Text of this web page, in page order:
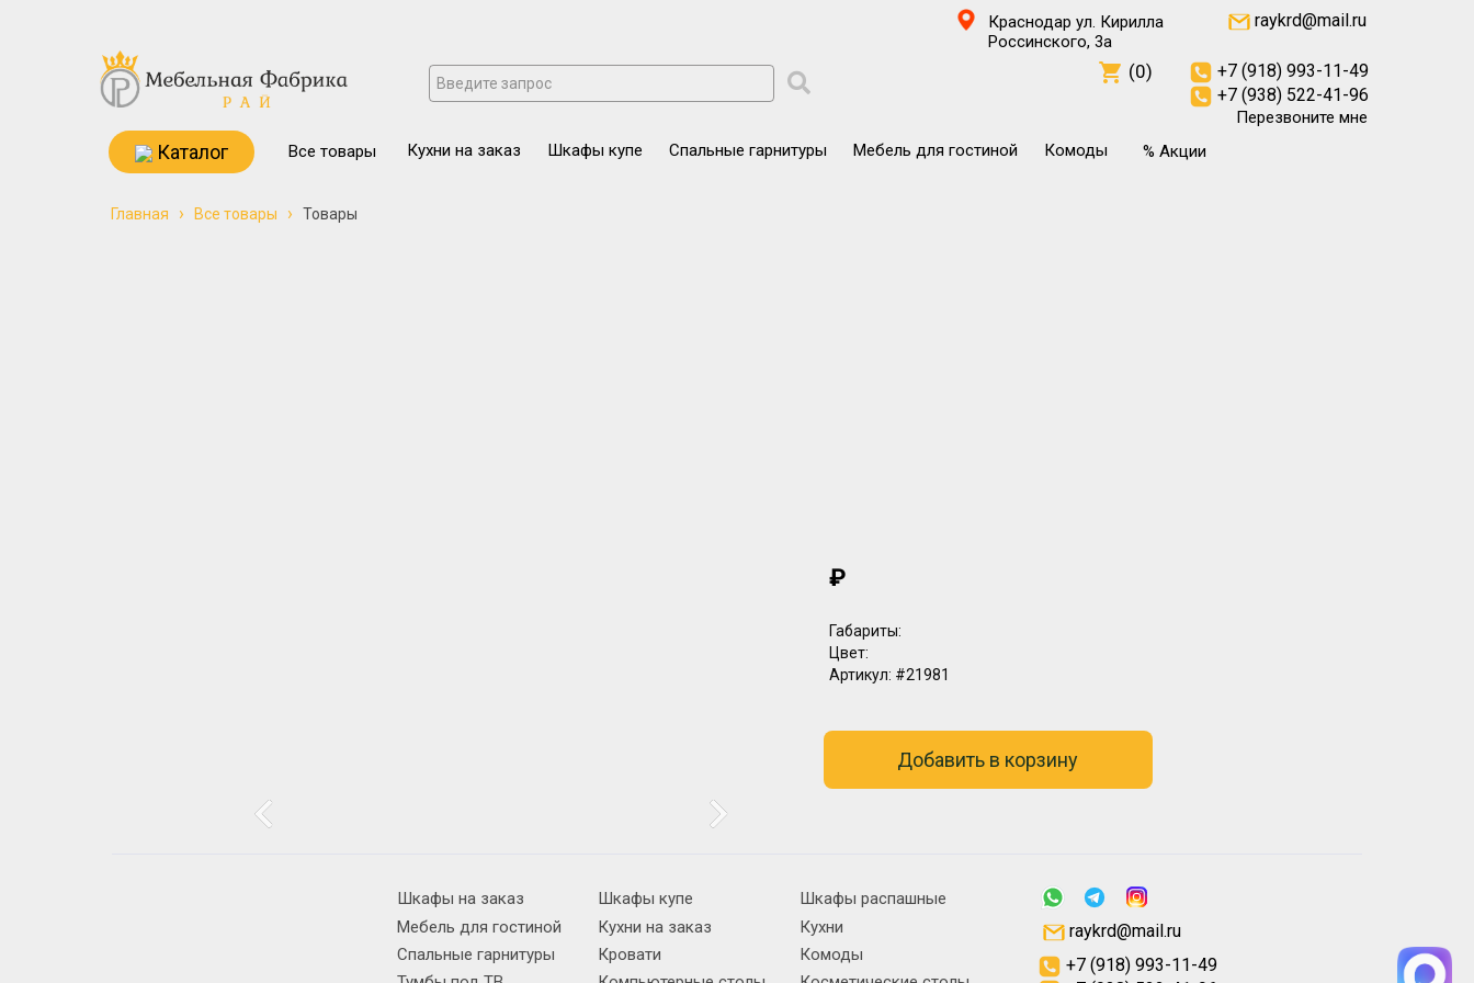
Краснодар ул. Кирилла
Россинского, 3а
raykrd@mail.ru
Перезвоните мне
Кухни на заказ
Шкафы купе Спальные гарнитуры Мебель для гостиной Комоды
Все товары % Акции
Каталог
(0)
+7 (918) 993-11-49
+7 (938) 522-41-96
Главная › Все товары › Товары
₽
Габариты:
Цвет:
Артикул: #21981
Добавить в корзину
Шкафы на заказ Шкафы купе
Шкафы распашные
Мебель для гостиной
Кухни на заказ
Кухни
Спальные гарнитуры
Кровати
Комоды
+7 (918) 993-11-49
raykrd@mail.ru